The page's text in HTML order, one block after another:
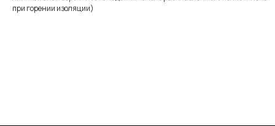
при горении изоляции)